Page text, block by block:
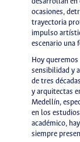
ocasiones,
trayectoria
impulso
escenario una
Hoy
sensibilidad y
de tres
y arquitectas
Medellín,
en los
académico,
siempre